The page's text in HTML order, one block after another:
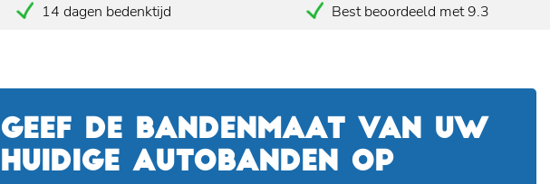
14 dagen bedenktijd
Best beoordeeld met 9.3
GEEF DE BANDENMAAT VAN UW
HUIDIGE AUTOBANDEN OP